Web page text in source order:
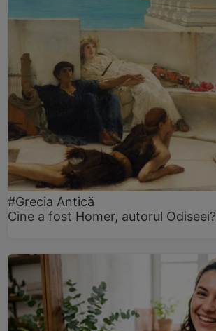
#Grecia Antică
Cine a fost Homer, autorul Odiseei?